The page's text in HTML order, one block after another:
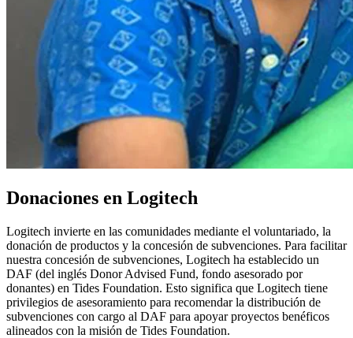
Donaciones en Logitech
Logitech invierte en las comunidades mediante el voluntariado, la
donación de productos y la concesión de subvenciones. Para facilitar
nuestra concesión de subvenciones, Logitech ha establecido un
DAF (del inglés Donor Advised Fund, fondo asesorado por
donantes) en Tides Foundation. Esto significa que Logitech tiene
privilegios de asesoramiento para recomendar la distribución de
subvenciones con cargo al DAF para apoyar proyectos benéficos
alineados con la misión de Tides Foundation.